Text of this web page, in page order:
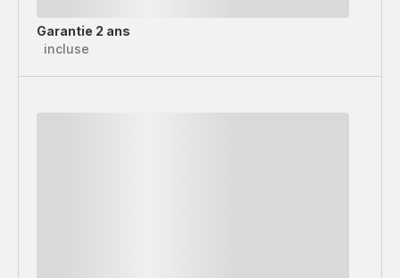
Garantie 2 ans
incluse